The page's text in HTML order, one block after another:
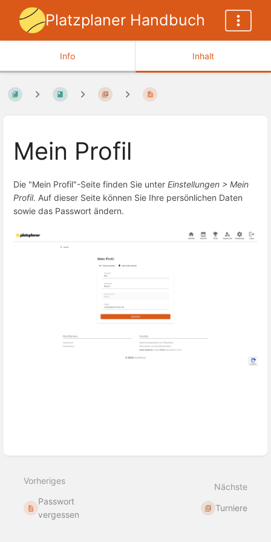
Platzplaner Handbuch
Info Inhalt
Mein Profil
Die "Mein Profil"-Seite finden Sie unter Einstellungen > Mein
Profil. Auf dieser Seite können Sie Ihre persönlichen Daten
sowie das Passwort ändern.
Vorheriges
Passwort
vergessen
Nächste
Turniere